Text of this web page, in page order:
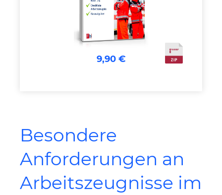
9,90 €
Besondere
Anforderungen an
Arbeitszeugnisse im